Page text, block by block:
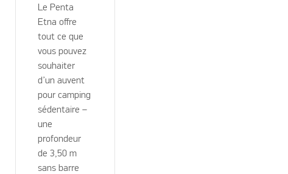
Le Penta
Etna offre
tout ce que
vous pouvez
souhaiter
d’un auvent
pour camping
sédentaire –
une
profondeur
de 3,50 m
sans barre